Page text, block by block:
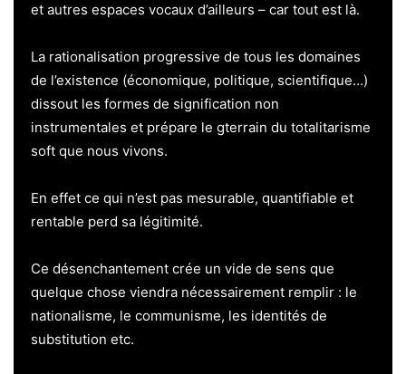
et autres espaces vocaux d’ailleurs – car tout est là.
La rationalisation progressive de tous les domaines
de l’existence (économique, politique, scientifique…)
dissout les formes de signification non
instrumentales et prépare le gterrain du totalitarisme
soft que nous vivons.
En effet ce qui n’est pas mesurable, quantifiable et
rentable perd sa légitimité.
Ce désenchantement crée un vide de sens que
quelque chose viendra nécessairement remplir : le
nationalisme, le communisme, les identités de
substitution etc.